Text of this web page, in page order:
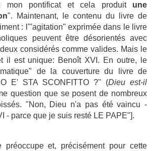
mon pontificat et cela produit une
". Maintenant, le contenu du livre de
: l'"agitation" exprimée dans le livre
peuvent être désorientés avec
considérés comme valides. Mais le
il est unique: Benoît XVI. En outre, le
de la couverture du livre de
E' STA SCONFITTO ?" (Dieu est-il
question que se posent de nombreux
"Non, Dieu n'a pas été vaincu -
- parce que je suis resté LE PAPE"].
préoccupe et, précisément pour cette